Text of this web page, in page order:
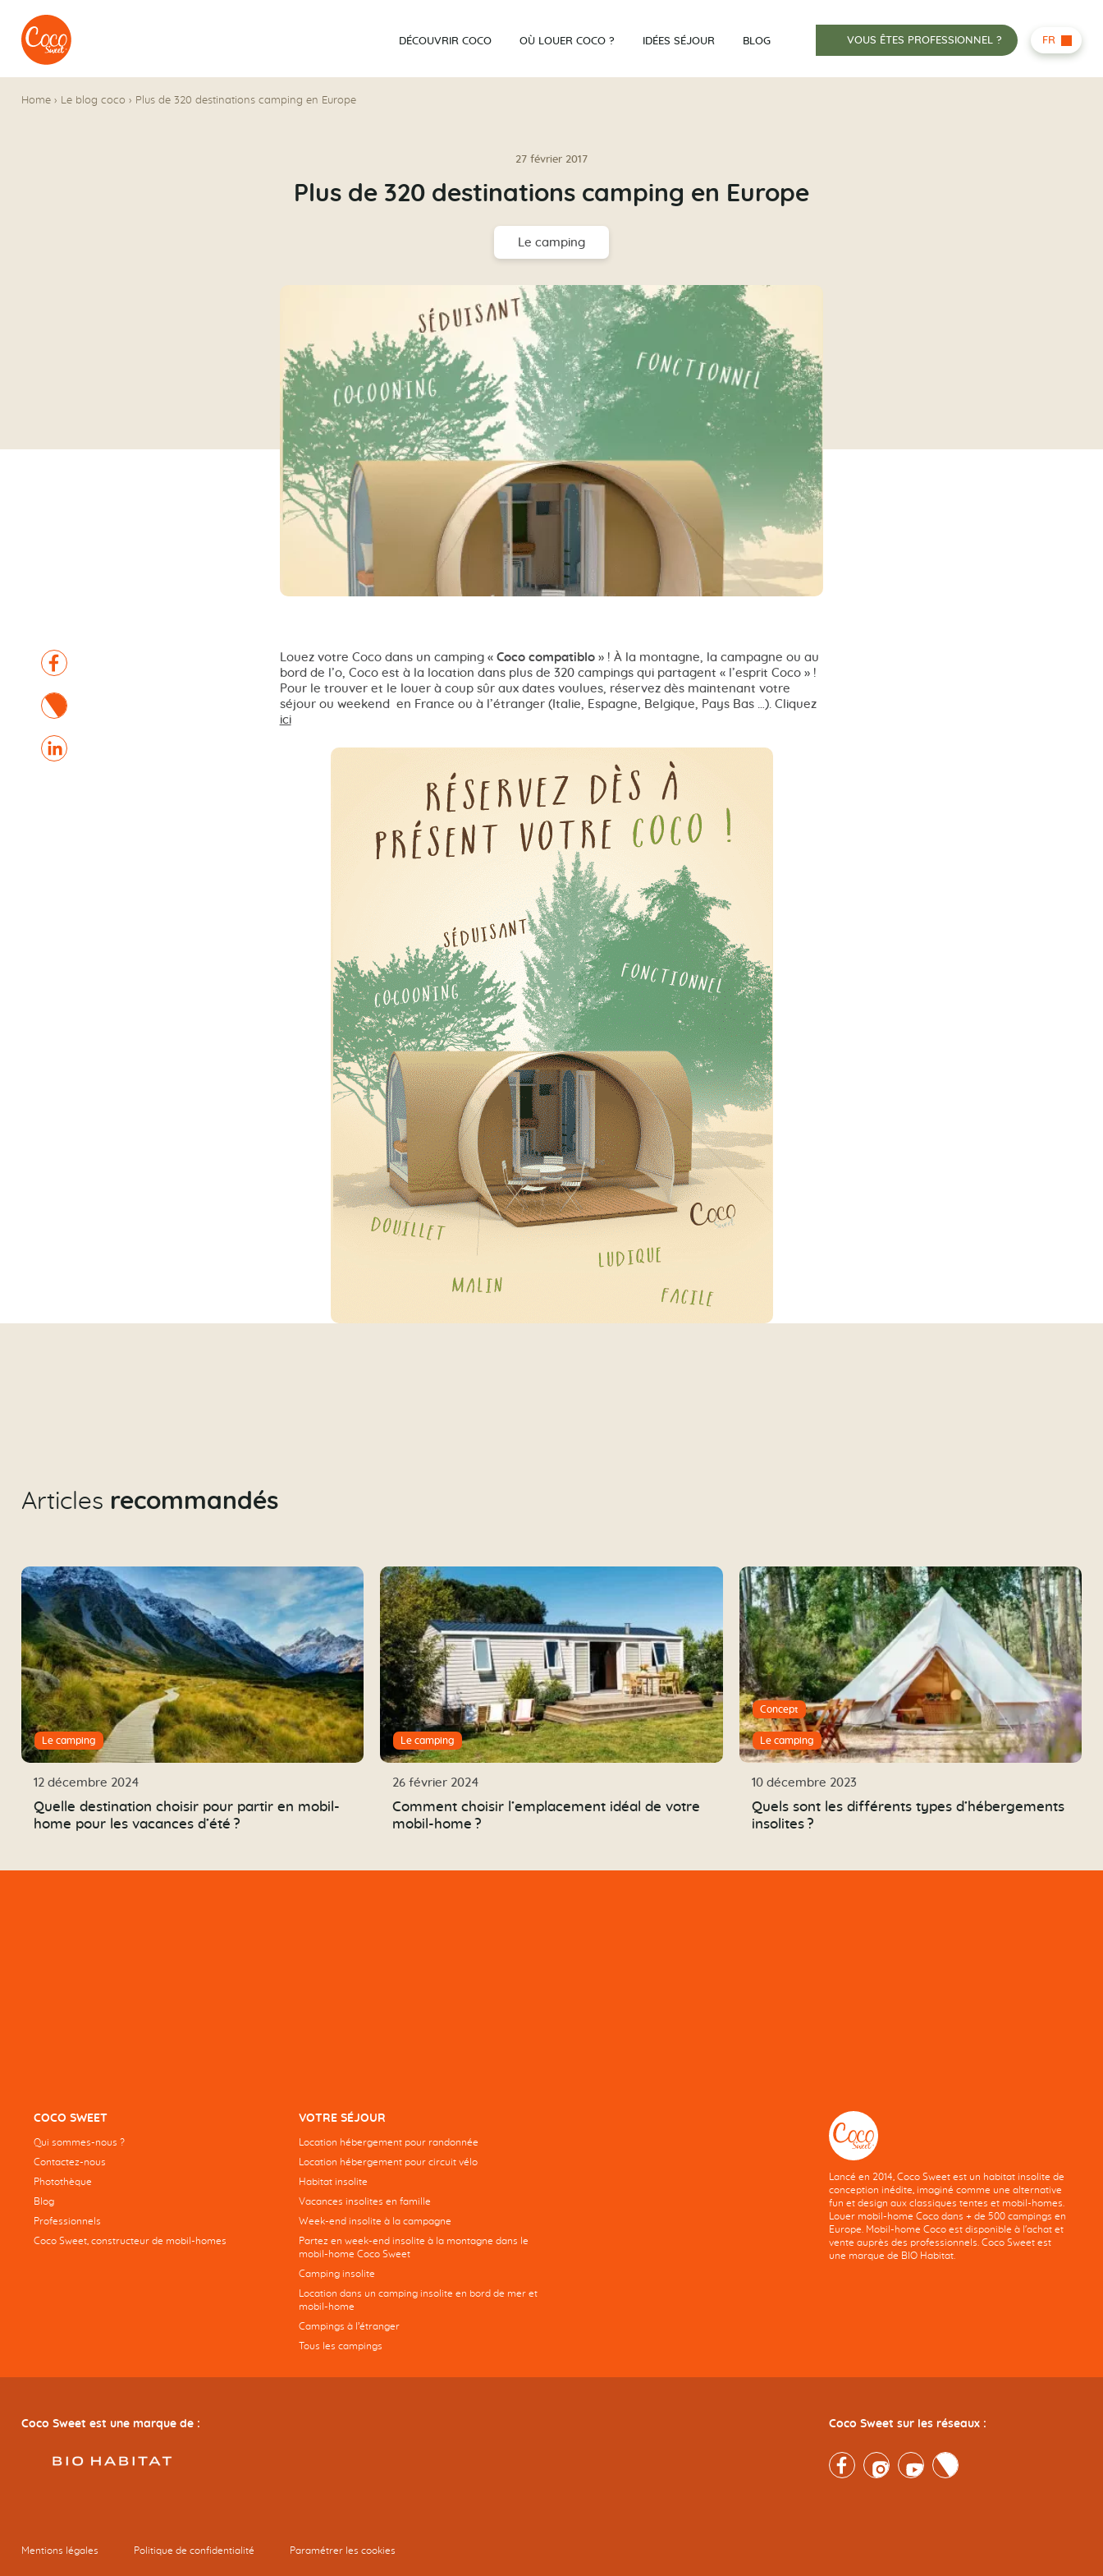
Aller au menu
Aller au contenu
DÉCOUVRIR COCO OÙ LOUER COCO ? IDÉES SÉJOUR BLOG VOUS ÊTES PROFESSIONNEL ? FR
Home › Le blog coco › Plus de 320 destinations camping en Europe
27 février 2017
Plus de 320 destinations camping en Europe
Le camping
Facebook
Twitter
Linkedin
Louez votre Coco dans un camping « Coco compatiblo» ! À la montagne, la campagne ou au
bord de l’o, Coco est à la location dans plus de 320 campings qui partagent « l’esprit Coco » !
Pour le trouver et le louer à coup sûr aux dates voulues, réservez dès maintenant votre
séjour ou weekend en France ou à l’étranger (Italie, Espagne, Belgique, Pays Bas …). Cliquez
ici
Articles recommandés
Le camping
12 décembre 2024
Quelle destination choisir pour partir en mobil-
home pour les vacances d’été ?
Le camping
26 février 2024
Comment choisir l’emplacement idéal de votre
mobil-home ?
Concept
Le camping
10 décembre 2023
Quels sont les différents types d’hébergements
insolites ?
COCO SWEET
Qui sommes-nous ?
Contactez-nous
Photothèque
Blog
Professionnels
Coco Sweet, constructeur de mobil-homes
VOTRE SÉJOUR
Location hébergement pour randonnée
Location hébergement pour circuit vélo
Habitat insolite
Vacances insolites en famille
Week-end insolite à la campagne
Partez en week-end insolite à la montagne dans le
mobil-home Coco Sweet
Camping insolite
Location dans un camping insolite en bord de mer et
mobil-home
Campings à l’étranger
Tous les campings
Lancé en 2014, Coco Sweet est un habitat insolite de
conception inédite, imaginé comme une alternative
fun et design aux classiques tentes et mobil-homes.
Louer mobil-home Coco dans + de 500 campings en
Europe. Mobil-home Coco est disponible à l'achat et
vente auprès des professionnels. Coco Sweet est
une marque de BIO Habitat.
Coco Sweet sur les réseaux :
FacebookInstagramYoutubeTwitter
Coco Sweet est une marque de :
Mentions légales Politique de confidentialité Paramétrer les cookies